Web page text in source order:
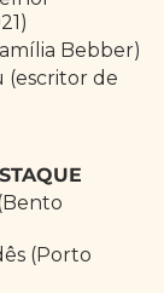
Bebber)
(escritor de
(Porto